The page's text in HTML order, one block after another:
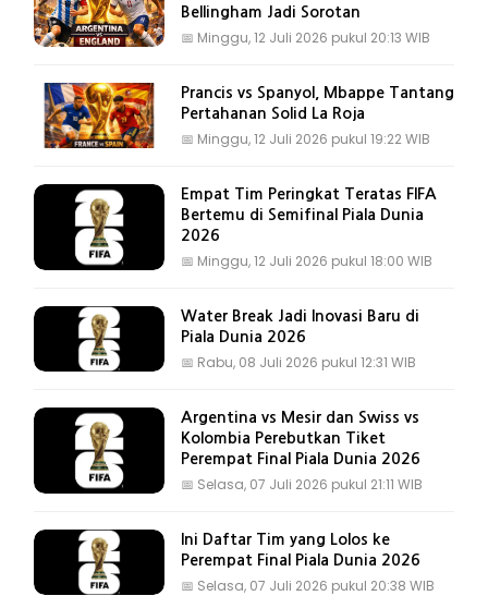
Bellingham Jadi Sorotan
📅 Minggu, 12 Juli 2026 pukul 20:13 WIB
Prancis vs Spanyol, Mbappe Tantang
Pertahanan Solid La Roja
📅 Minggu, 12 Juli 2026 pukul 19:22 WIB
Empat Tim Peringkat Teratas FIFA
Bertemu di Semifinal Piala Dunia
2026
📅 Minggu, 12 Juli 2026 pukul 18:00 WIB
Water Break Jadi Inovasi Baru di
Piala Dunia 2026
📅 Rabu, 08 Juli 2026 pukul 12:31 WIB
Argentina vs Mesir dan Swiss vs
Kolombia Perebutkan Tiket
Perempat Final Piala Dunia 2026
📅 Selasa, 07 Juli 2026 pukul 21:11 WIB
Ini Daftar Tim yang Lolos ke
Perempat Final Piala Dunia 2026
📅 Selasa, 07 Juli 2026 pukul 20:38 WIB